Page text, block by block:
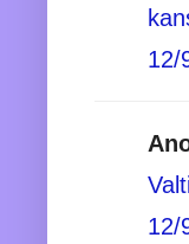
12/
12/